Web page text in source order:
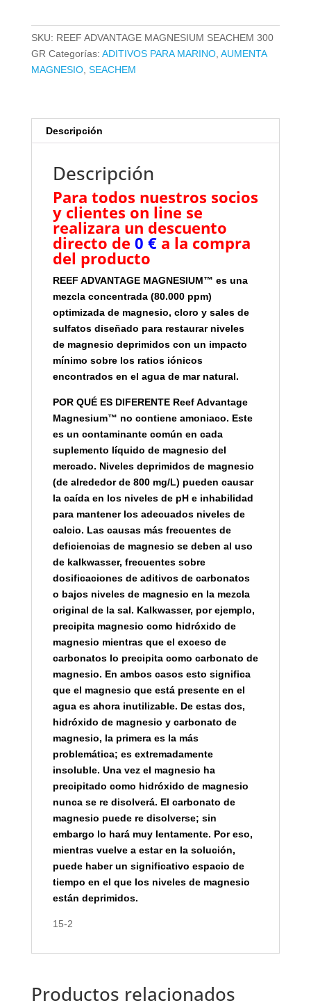
SKU: REEF ADVANTAGE MAGNESIUM SEACHEM 300
GR Categorías: ADITIVOS PARA MARINO, AUMENTA
MAGNESIO, SEACHEM
Descripción
Descripción
Para todos nuestros socios
y clientes on line se
realizara un descuento
directo de 0 €a la compra
del producto
REEF ADVANTAGE MAGNESIUM™ es una
mezcla concentrada (80.000 ppm)
optimizada de magnesio, cloro y sales de
sulfatos diseñado para restaurar niveles
de magnesio deprimidos con un impacto
mínimo sobre los ratios iónicos
encontrados en el agua de mar natural.
POR QUÉ ES DIFERENTE Reef Advantage
Magnesium™ no contiene amoniaco. Este
es un contaminante común en cada
suplemento líquido de magnesio del
mercado. Niveles deprimidos de magnesio
(de alrededor de 800 mg/L) pueden causar
la caída en los niveles de pH e inhabilidad
para mantener los adecuados niveles de
calcio. Las causas más frecuentes de
deficiencias de magnesio se deben al uso
de kalkwasser, frecuentes sobre
dosificaciones de aditivos de carbonatos
o bajos niveles de magnesio en la mezcla
original de la sal. Kalkwasser, por ejemplo,
precipita magnesio como hidróxido de
magnesio mientras que el exceso de
carbonatos lo precipita como carbonato de
magnesio. En ambos casos esto significa
que el magnesio que está presente en el
agua es ahora inutilizable. De estas dos,
hidróxido de magnesio y carbonato de
magnesio, la primera es la más
problemática; es extremadamente
insoluble. Una vez el magnesio ha
precipitado como hidróxido de magnesio
nunca se re disolverá. El carbonato de
magnesio puede re disolverse; sin
embargo lo hará muy lentamente. Por eso,
mientras vuelve a estar en la solución,
puede haber un significativo espacio de
tiempo en el que los niveles de magnesio
están deprimidos.
15-2
Productos relacionados